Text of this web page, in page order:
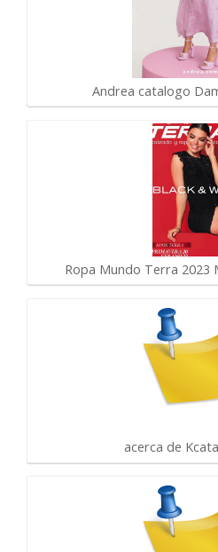
Andrea catalogo
Ropa Mundo Terra 2023
acerca de